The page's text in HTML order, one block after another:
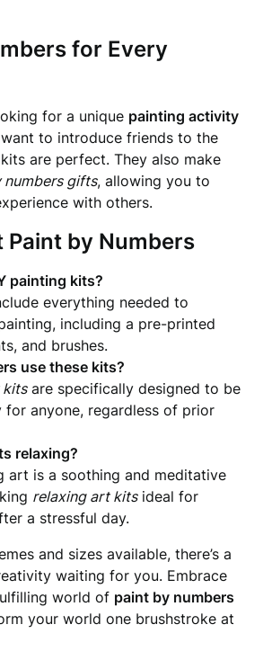
for Every
for a unique painting activity
to introduce friends to the
are perfect. They also make
numbers gifts, allowing you to
with others.
Paint by Numbers
painting kits?
everything needed to
including a pre-printed
and brushes.
use these kits?
kitsare specifically designed to be
for anyone, regardless of prior
relaxing?
art is a soothing and meditative
relaxing art kitsideal for
a stressful day.
and sizes available, there’s a
waiting for you. Embrace
world of paint by numbers
your world one brushstroke at